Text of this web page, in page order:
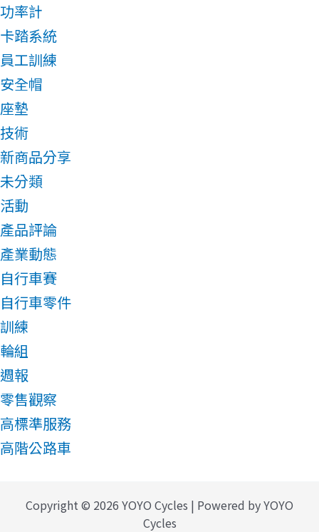
功率計
卡踏系統
員工訓練
安全帽
座墊
技術
新商品分享
未分類
活動
產品評論
產業動態
自行車賽
自行車零件
訓練
輪組
週報
零售觀察
高標準服務
高階公路車
Copyright © 2026 YOYO Cycles | Powered by YOYO
Cycles